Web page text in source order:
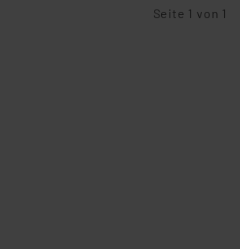
Seite 1 von 1